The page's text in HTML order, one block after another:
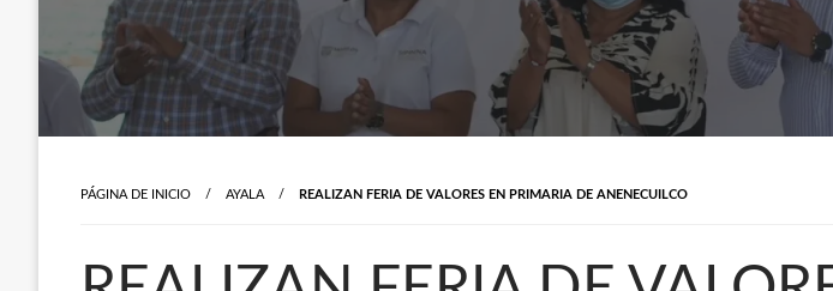
PÁGINA DE INICIO AYALA REALIZAN FERIA DE VALORES EN PRIMARIA DE ANENECUILCO